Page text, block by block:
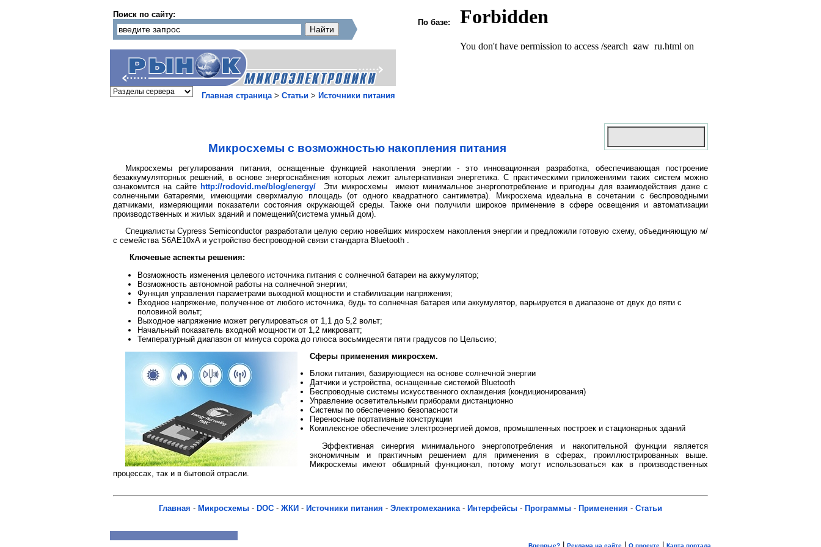
Поиск по сайту:
По базе:
Главная страница> Статьи > Источники питания
Микросхемы с возможностью накопления питания
Микросхемы регулирования питания, оснащенные функцией накопления энергии - это инновационная разработка, обеспечивающая построение
безаккумуляторных решений, в основе энергоснабжения которых лежит альтернативная энергетика. С практическими приложениями таких систем можно
ознакомится на сайте http://rodovid.me/blog/energy/ Эти микросхемы имеют минимальное энергопотребление и пригодны для взаимодействия даже с
солнечными батареями, имеющими сверхмалую площадь (от одного квадратного сантиметра). Микросхема идеальна в сочетании с беспроводными
датчиками, измеряющими показатели состояния окружающей среды. Также они получили широкое применение в сфере освещения и автоматизации
производственных и жилых зданий и помещений(система умный дом).
Специалисты Cypress Semiconductor разработали целую серию новейших микросхем накопления энергии и предложили готовую схему, объединяющую м/
с семейства S6AE10xA и устройство беспроводной связи стандарта Bluetooth .
Ключевые аспекты решения:
Возможность изменения целевого источника питания с солнечной батареи на аккумулятор;
Возможность автономной работы на солнечной энергии;
Функция управления параметрами выходной мощности и стабилизации напряжения;
Входное напряжение, полученное от любого источника, будь то солнечная батарея или аккумулятор, варьируется в диапазоне от двух до пяти с
половиной вольт;
Выходное напряжение может регулироваться от 1,1 до 5,2 вольт;
Начальный показатель входной мощности от 1,2 микроватт;
Температурный диапазон от минуса сорока до плюса восьмидесяти пяти градусов по Цельсию;
Сферы применения микросхем.
Блоки питания, базирующиеся на основе солнечной энергии
Датчики и устройства, оснащенные системой Bluetooth
Беспроводные системы искусственного охлаждения (кондиционирования)
Управление осветительными приборами дистанционно
Системы по обеспечению безопасности
Переносные портативные конструкции
Комплексное обеспечение электроэнергией домов, промышленных построек и стационарных зданий
Эффективная синергия минимального энергопотребления и накопительной функции является
экономичным и практичным решением для применения в сферах, проиллюстрированных выше.
Микросхемы имеют обширный функционал, потому могут использоваться как в производственных
процессах, так и в бытовой отрасли.
Главная - Микросхемы - DOC - ЖКИ - Источники питания - Электромеханика - Интерфейсы - Программы - Применения - Статьи
Впервые? Реклама на сайте О проекте Карта портала